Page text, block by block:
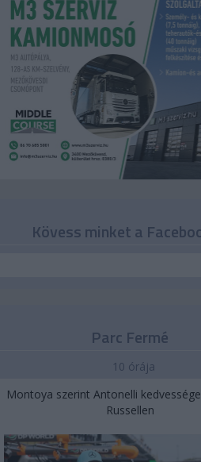
Kövess minket a
Parc Fermé
10 órája
Montoya szerint Antonelli
Russellen